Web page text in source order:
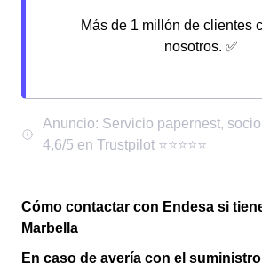
Más de 1 millón de clientes
nosotros. ✅
Cómo contactar con Endesa si
Marbella
En caso de avería con el